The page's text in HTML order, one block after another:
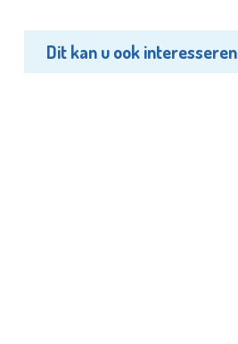
Dit kan u ook interesseren